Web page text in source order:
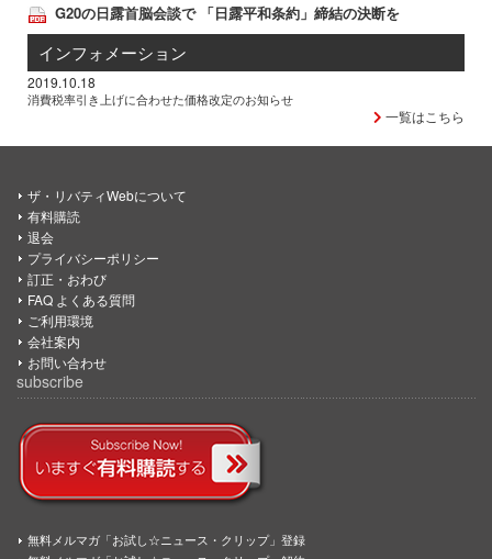
G20の日露首脳会談で 「日露平和条約」締結の決断を
インフォメーション
2019.10.18
消費税率引き上げに合わせた価格改定のお知らせ
一覧はこちら
ザ・リバティWebについて
有料購読
退会
プライバシーポリシー
訂正・おわび
FAQ よくある質問
ご利用環境
会社案内
お問い合わせ
subscribe
無料メルマガ「お試し☆ニュース・クリップ」登録